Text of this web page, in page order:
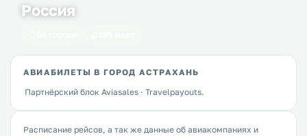
Россия
АВИАБИЛЕТЫ В ГОРОД АСТРАХАНЬ
Партнёрский блок Aviasales · Travelpayouts.
Расписание рейсов, а так же данные об авиакомпаниях и